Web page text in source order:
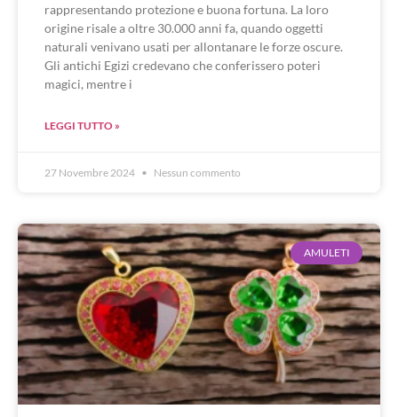
rappresentando protezione e buona fortuna. La loro
origine risale a oltre 30.000 anni fa, quando oggetti
naturali venivano usati per allontanare le forze oscure.
Gli antichi Egizi credevano che conferissero poteri
magici, mentre i
LEGGI TUTTO »
27 Novembre 2024 Nessun commento
AMULETI